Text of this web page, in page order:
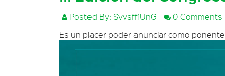
Posted By: Svvsff1UnG 0 Comments
Es un placer poder anunciar como